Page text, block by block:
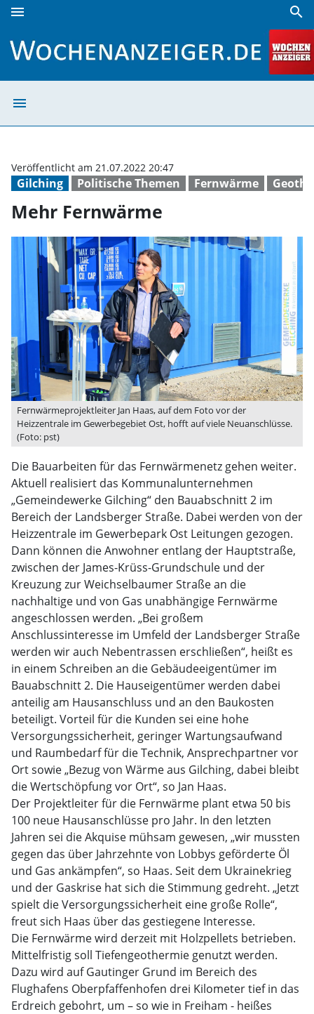
menu search
menu
Gilching Politische Themen Fernwärme
Veröffentlicht am 21.07.2022 20:47
Mehr Fernwärme
Fernwärmeprojektleiter Jan Haas, auf dem Foto vor der
Heizzentrale im Gewerbegebiet Ost, hofft auf viele Neuanschlüsse.
(Foto: pst)
Die Bauarbeiten für das Fernwärmenetz gehen weiter.
Aktuell realisiert das Kommunalunternehmen
„Gemeindewerke Gilching“ den Bauabschnitt 2 im
Bereich der Landsberger Straße. Dabei werden von der
Heizzentrale im Gewerbepark Ost Leitungen gezogen.
Dann können die Anwohner entlang der Hauptstraße,
zwischen der James-Krüss-Grundschule und der
Kreuzung zur Weichselbaumer Straße an die
nachhaltige und von Gas unabhängige Fernwärme
angeschlossen werden. „Bei großem
Anschlussinteresse im Umfeld der Landsberger Straße
werden wir auch Nebentrassen erschließen“, heißt es
in einem Schreiben an die Gebäudeeigentümer im
Bauabschnitt 2. Die Hauseigentümer werden dabei
anteilig am Hausanschluss und an den Baukosten
beteiligt. Vorteil für die Kunden sei eine hohe
Versorgungssicherheit, geringer Wartungsaufwand
und Raumbedarf für die Technik, Ansprechpartner vor
Ort sowie „Bezug von Wärme aus Gilching, dabei bleibt
die Wertschöpfung vor Ort“, so Jan Haas.
Der Projektleiter für die Fernwärme plant etwa 50 bis
100 neue Hausanschlüsse pro Jahr. In den letzten
Jahren sei die Akquise mühsam gewesen, „wir mussten
gegen das über Jahrzehnte von Lobbys geförderte Öl
und Gas ankämpfen“, so Haas. Seit dem Ukrainekrieg
und der Gaskrise hat sich die Stimmung gedreht. „Jetzt
spielt die Versorgungssicherheit eine große Rolle“,
freut sich Haas über das gestiegene Interesse.
Die Fernwärme wird derzeit mit Holzpellets betrieben.
Mittelfristig soll Tiefengeothermie genutzt werden.
Dazu wird auf Gautinger Grund im Bereich des
Flughafens Oberpfaffenhofen drei Kilometer tief in das
Erdreich gebohrt, um – so wie in Freiham - heißes